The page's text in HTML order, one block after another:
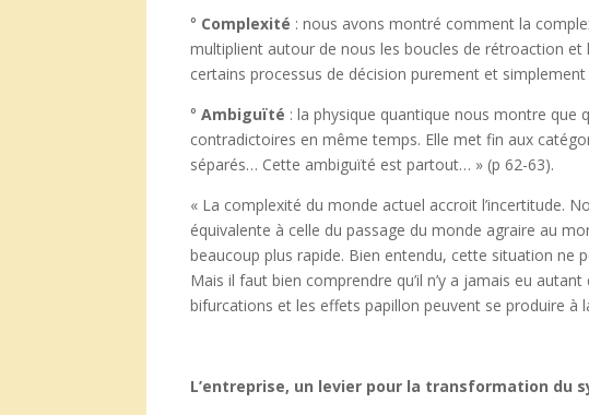
° Complexité : nous avons montré comment la
multiplient autour de nous les boucles de rétroaction
certains processus de décision purement et
°Ambiguïté : la physique quantique nous montre que
contradictoires en même temps. Elle met fin aux
séparés… Cette ambiguïté est partout… » (p 62-63).
« La complexité du monde actuel accroit l’incertitude.
équivalente à celle du passage du monde agraire au
beaucoup plus rapide. Bien entendu, cette situation ne
Mais il faut bien comprendre qu’il n’y a jamais eu
bifurcations et les effets papillon peuvent se produire à
L’entreprise, un levier pour la transformation du